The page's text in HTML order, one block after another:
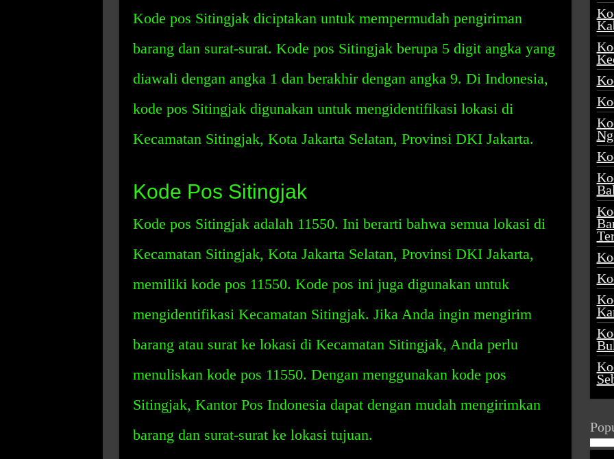
Kode pos Sitingjak diciptakan untuk mempermudah pengiriman
barang dan surat-surat. Kode pos Sitingjak berupa 5 digit angka yang
diawali dengan angka 1 dan berakhir dengan angka 9. Di Indonesia,
kode pos Sitingjak digunakan untuk mengidentifikasi lokasi di
Kecamatan Sitingjak, Kota Jakarta Selatan, Provinsi DKI Jakarta.
Kode Pos Sitingjak
Kode pos Sitingjak adalah 11550. Ini berarti bahwa semua lokasi di
Kecamatan Sitingjak, Kota Jakarta Selatan, Provinsi DKI Jakarta,
memiliki kode pos 11550. Kode pos ini juga digunakan untuk
mengidentifikasi Kecamatan Sitingjak. Jika Anda ingin mengirim
barang atau surat ke lokasi di Kecamatan Sitingjak, Anda perlu
menuliskan kode pos 11550. Dengan menggunakan kode pos
Sitingjak, Kantor Pos Indonesia dapat dengan mudah mengirimkan
barang dan surat-surat ke lokasi tujuan.